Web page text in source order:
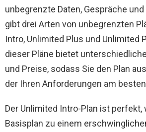
unbegrenzte Daten, Gespräche
gibt drei Arten von unbegrenzten
Intro, Unlimited Plus und Unlimited
dieser Pläne bietet
und Preise, sodass Sie den Plan
der Ihren Anforderungen am
Der Unlimited Intro-Plan ist perfekt,
Basisplan zu einem